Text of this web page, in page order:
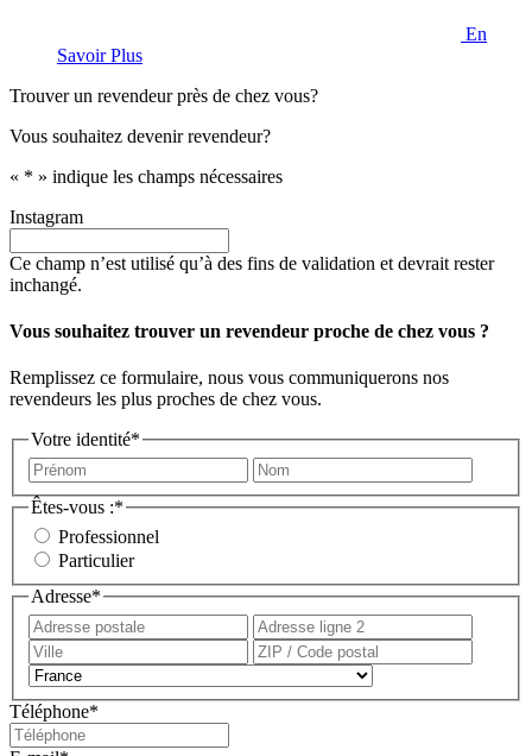
En
Savoir Plus
Trouver un revendeur près de chez vous?
Vous souhaitez devenir revendeur?
« * » indique les champs nécessaires
Instagram
Ce champ n’est utilisé qu’à des fins de validation et devrait rester
inchangé.
Vous souhaitez trouver un revendeur proche de chez vous ?
Remplissez ce formulaire, nous vous communiquerons nos
revendeurs les plus proches de chez vous.
Votre identité*
Prénom
Êtes-vous :*
Professionnel
Particulier
Adresse*
Adresse
postale
Ville
Téléphone*